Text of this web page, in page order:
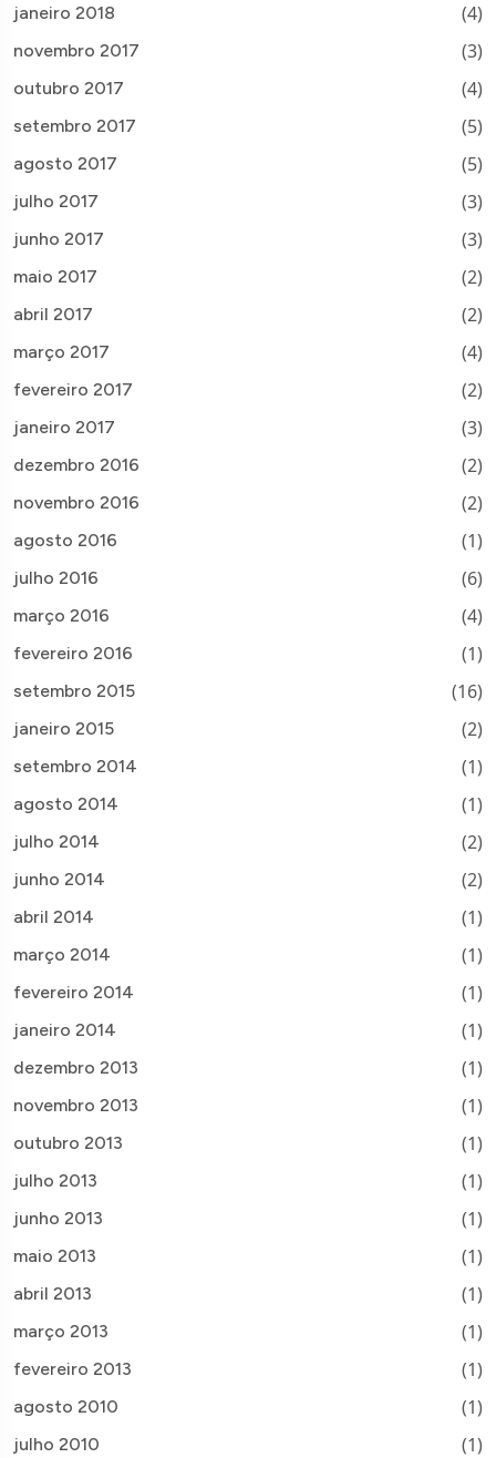
janeiro 2018 (4)
novembro 2017 (3)
outubro 2017 (4)
setembro 2017 (5)
agosto 2017 (5)
julho 2017 (3)
junho 2017 (3)
maio 2017 (2)
abril 2017 (2)
março 2017 (4)
fevereiro 2017 (2)
janeiro 2017 (3)
dezembro 2016 (2)
novembro 2016 (2)
agosto 2016 (1)
julho 2016 (6)
março 2016 (4)
fevereiro 2016 (1)
setembro 2015 (16)
janeiro 2015 (2)
setembro 2014 (1)
agosto 2014 (1)
julho 2014 (2)
junho 2014 (2)
abril 2014 (1)
março 2014 (1)
fevereiro 2014 (1)
janeiro 2014 (1)
dezembro 2013 (1)
novembro 2013 (1)
outubro 2013 (1)
julho 2013 (1)
junho 2013 (1)
maio 2013 (1)
abril 2013 (1)
março 2013 (1)
fevereiro 2013 (1)
agosto 2010 (1)
julho 2010 (1)